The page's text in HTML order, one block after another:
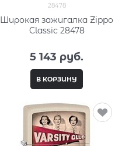
28478
Широкая зажигалка Zippo
Classic 28478
5 143 руб.
В КОРЗИНУ